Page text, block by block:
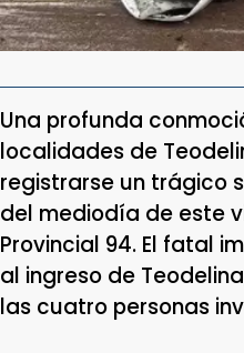
Una profunda
localidades de
registrarse un trágico
del mediodía de este
Provincial 94. El fatal
al ingreso de
las cuatro personas